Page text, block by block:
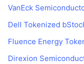
VanEck
Dell Tokenized
Fluence Energy
Direxion